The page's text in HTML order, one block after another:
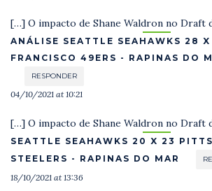
[…] O impacto de Shane Waldron no Draft
ANÁLISE SEATTLE SEAHAWKS 28 X
FRANCISCO 49ERS - RAPINAS DO
RESPONDER
04/10/2021 at 10:21
[…] O impacto de Shane Waldron no Draft
SEATTLE SEAHAWKS 20 X 23
STEELERS - RAPINAS DO MAR
18/10/2021 at 13:36